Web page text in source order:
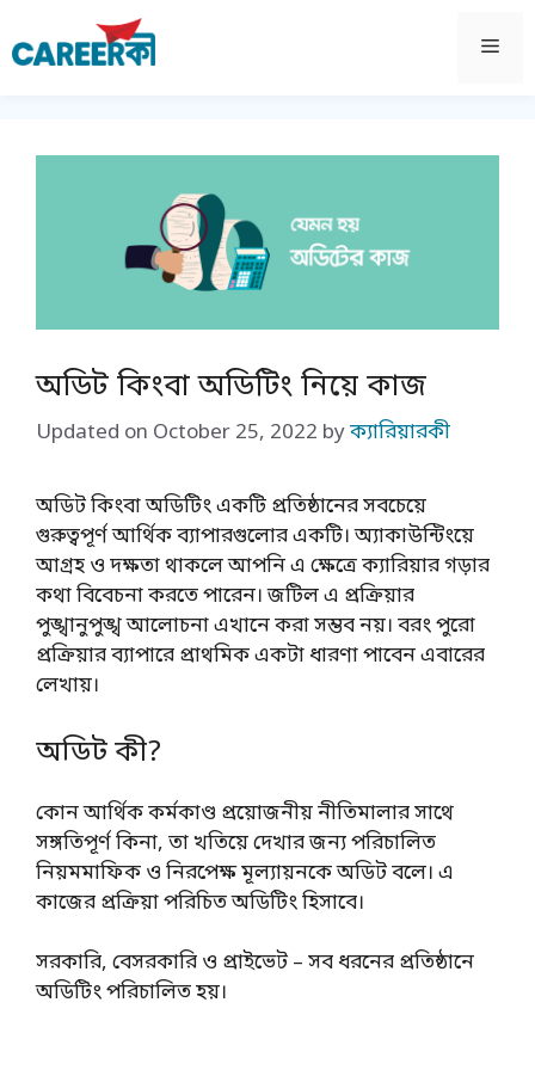
to
content
অডিট কিংবা অডিটিং নিয়ে কাজ
Updated on October 25, 2022 byক্যারিয়ারকী
অডিট কিংবা অডিটিং একটি প্রতিষ্ঠানের সবচেয়ে
গুরুত্বপূর্ণ আর্থিক ব্যাপারগুলোর একটি। অ্যাকাউন্টিংয়ে
আগ্রহ ও দক্ষতা থাকলে আপনি এ ক্ষেত্রে ক্যারিয়ার গড়ার
কথা বিবেচনা করতে পারেন। জটিল এ প্রক্রিয়ার
পুঙ্খানুপুঙ্খ আলোচনা এখানে করা সম্ভব নয়। বরং পুরো
প্রক্রিয়ার ব্যাপারে প্রাথমিক একটা ধারণা পাবেন এবারের
লেখায়।
অডিট কী?
কোন আর্থিক কর্মকাণ্ড প্রয়োজনীয় নীতিমালার সাথে
সঙ্গতিপূর্ণ কিনা, তা খতিয়ে দেখার জন্য পরিচালিত
নিয়মমাফিক ও নিরপেক্ষ মূল্যায়নকে অডিট বলে। এ
কাজের প্রক্রিয়া পরিচিত অডিটিং হিসাবে।
সরকারি, বেসরকারি ও প্রাইভেট – সব ধরনের প্রতিষ্ঠানে
অডিটিং পরিচালিত হয়।